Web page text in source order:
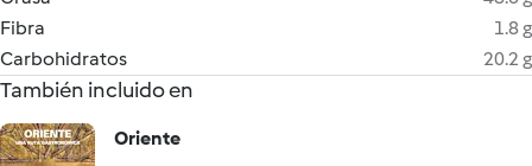
Fibra
1.8 g
Carbohidratos
20.2 g
También incluido en
Oriente